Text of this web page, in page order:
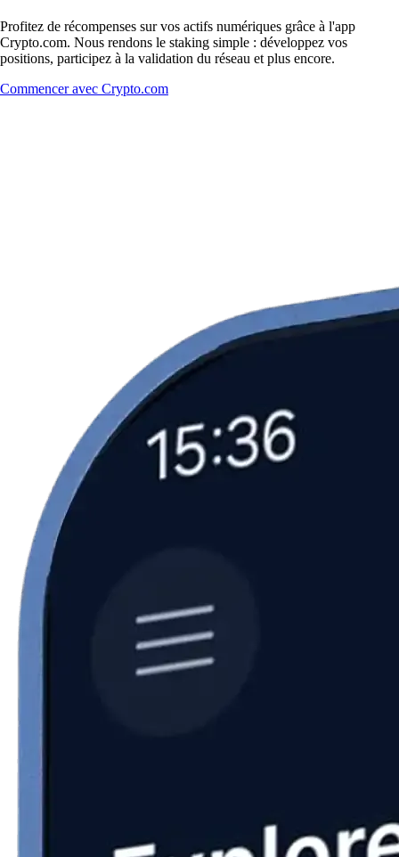
Profitez de récompenses sur vos actifs numériques grâce à l'app
Crypto.com. Nous rendons le staking simple : développez vos
positions, participez à la validation du réseau et plus encore.
Commencer avec Crypto.com